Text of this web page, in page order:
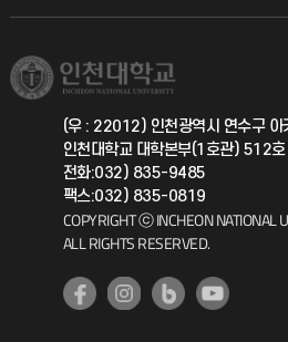
취업정보(학생)
학생서비스 지킴이
총동문회
국제지원과
공자아카데미
기초교육원
(우 : 22012) 인천광역시 연수구
인천대학교 대학본부(1호관) 512호
전화:032) 835-9485
팩스:032) 835-0819
COPYRIGHT ⓒ INCHEON NATIONAL
ALL RIGHTS RESERVED.